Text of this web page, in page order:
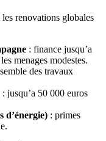
renovations globales
: finance jusqu’a
menages modestes.
des travaux
: jusqu’a 50 000 euros
d’énergie) : primes